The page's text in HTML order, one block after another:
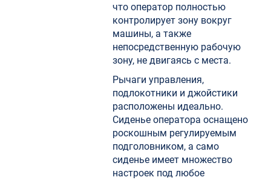
что оператор полностью
контролирует зону вокруг
машины, а также
непосредственную рабочую
зону, не двигаясь с места.
Рычаги управления,
подлокотники и джойстики
расположены идеально.
Сиденье оператора оснащено
роскошным регулируемым
подголовником, а само
сиденье имеет множество
настроек под любое